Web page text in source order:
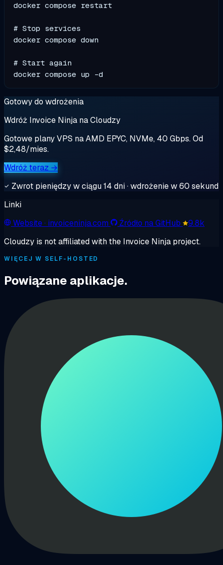
docker compose restart
# Stop services
docker compose down
# Start again
Gotowy do wdrożenia
Wdróż Invoice Ninja na Cloudzy
Gotowe plany VPS na AMD EPYC, NVMe, 40 Gbps. Od
$2,48/mies.
Wdróż teraz →
Zwrot pieniędzy w ciągu 14 dni · wdrożenie w 60 sekund
Linki
Website· invoiceninja.com Źródło na GitHub
9.8k
Cloudzy is not affiliated with the Invoice Ninja project.
WIĘCEJ W SELF-HOSTED
Powiązane aplikacje.